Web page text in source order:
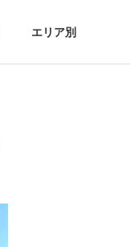
エリア別